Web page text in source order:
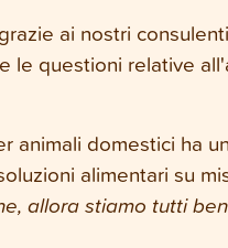
ai nostri
questioni relative
animali domestici ha
alimentari su
allora stiamo tutti